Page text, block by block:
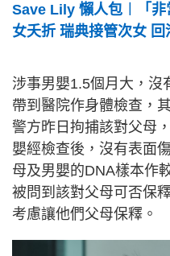
Save Lily 懶人包︱「
女夭折 瑞典接管次女
涉事男嬰1.5個月大，沒
帶到醫院作身體檢查，
警方昨日拘捕該對父母
嬰經檢查後，沒有表面
母及男嬰的DNA樣本作
被問到該對父母可否保
考慮讓他們父母保釋。